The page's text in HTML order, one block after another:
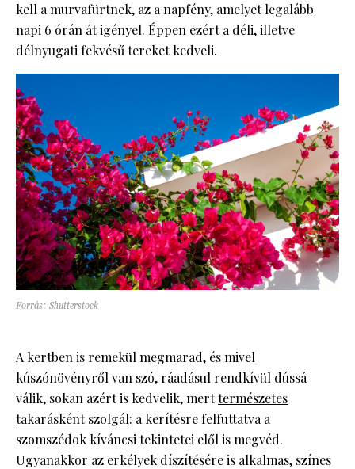
kell a murvafürtnek, az a napfény, amelyet legalább
napi 6 órán át igényel. Éppen ezért a déli, illetve
délnyugati fekvésű tereket kedveli.
Forrás: Shutterstock
A kertben is remekül megmarad, és mivel
kúszónövényről van szó, ráadásul rendkívül dússá
válik, sokan azért is kedvelik, merttermészetes
takarásként szolgál: a kerítésre felfuttatva a
szomszédok kíváncsi tekintetei elől is megvéd.
Ugyanakkor az erkélyek díszítésére is alkalmas, színes